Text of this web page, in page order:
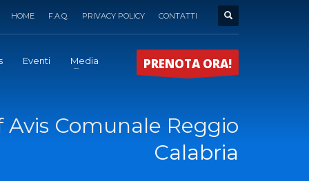
HOME F.A.Q. PRIVACY POLICY CONTATTI
Eventi Media PRENOTA ORA!
Avis Comunale Reggio
Calabria